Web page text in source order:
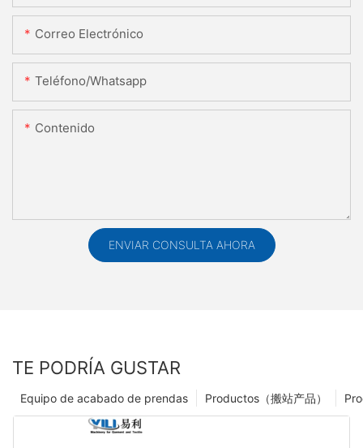
Correo Electrónico
Teléfono/whatsapp
Contenido
ENVIAR CONSULTA AHORA
TE PODRÍA GUSTAR
Productos（搬站产品）
Equipo de acabado de prendas